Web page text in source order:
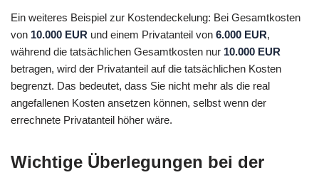
Ein weiteres Beispiel zur Kostendeckelung: Bei Gesamtkosten
von 10.000 EUR und einem Privatanteil von 6.000 EUR,
während die tatsächlichen Gesamtkosten nur 10.000 EUR
betragen, wird der Privatanteil auf die tatsächlichen Kosten
begrenzt. Das bedeutet, dass Sie nicht mehr als die real
angefallenen Kosten ansetzen können, selbst wenn der
errechnete Privatanteil höher wäre.
Wichtige Überlegungen bei der